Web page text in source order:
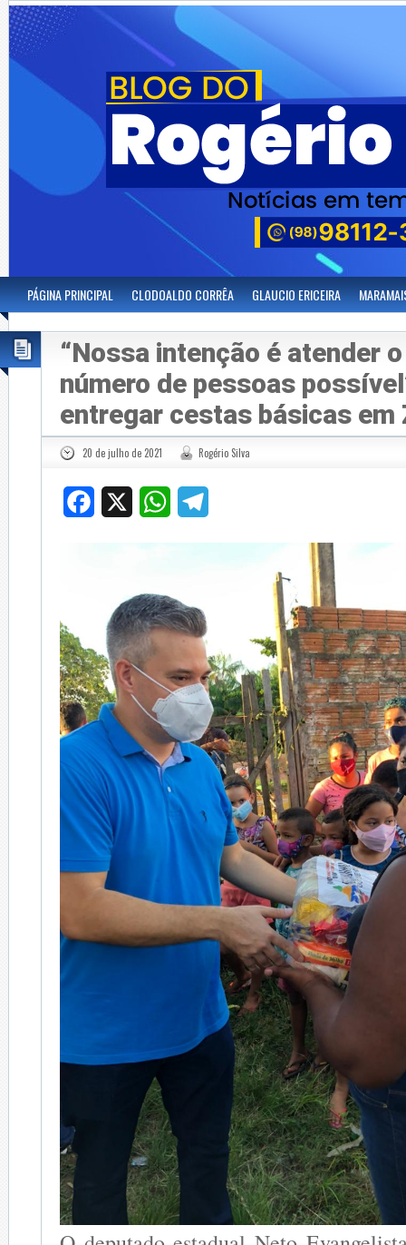
PÁGINA PRINCIPAL CLODOALDO CORRÊA GLAUCIO ERICEIRA
“Nossa intenção é atender
número de pessoas
entregar cestas básicas em
20 de julho de 2021 Rogério Silva
Facebook WhatsApp